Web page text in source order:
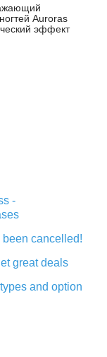
Auroras
эффект
-
cancelled!
great deals
and option
on
for AliExpress